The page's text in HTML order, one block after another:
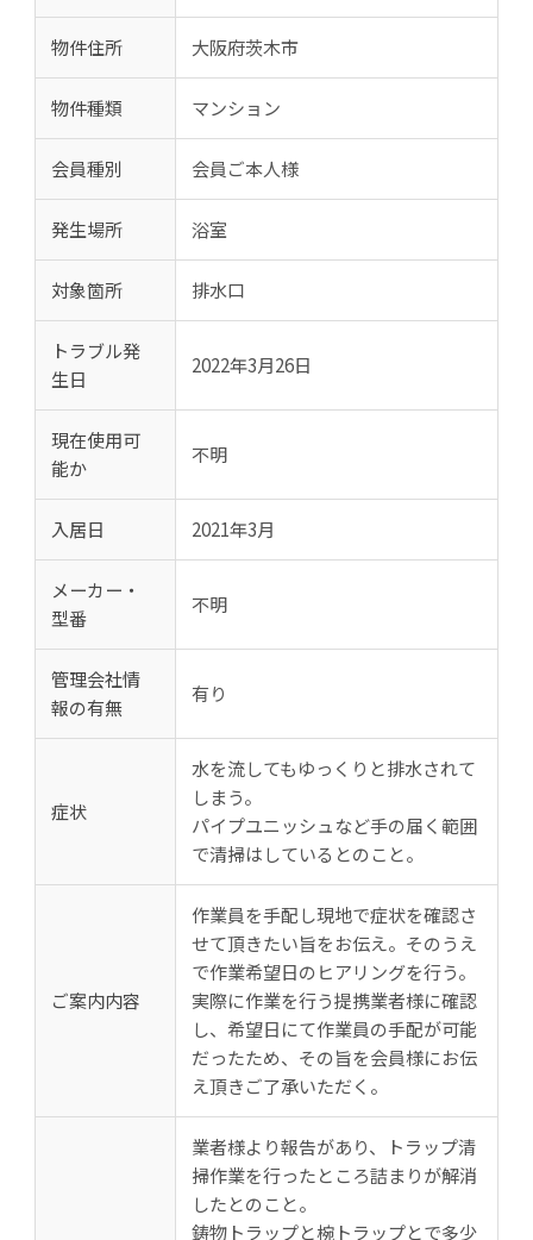
物件住所 大阪府茨木市
物件種類 マンション
会員種別 会員ご本人様
発生場所 浴室
対象箇所 排水口
トラブル発
生日
2022年3月26日
現在使用可
能か
不明
入居日 2021年3月
メーカー・
型番
不明
管理会社情
報の有無
有り
症状
水を流してもゆっくりと排水されて
しまう。
パイプユニッシュなど手の届く範囲
で清掃はしているとのこと。
ご案内内容
作業員を手配し現地で症状を確認さ
せて頂きたい旨をお伝え。そのうえ
で作業希望日のヒアリングを行う。
実際に作業を行う提携業者様に確認
し、希望日にて作業員の手配が可能
だったため、その旨を会員様にお伝
え頂きご了承いただく。
業者様より報告があり、トラップ清
掃作業を行ったところ詰まりが解消
したとのこと。
鋳物トラップと椀トラップとで多少